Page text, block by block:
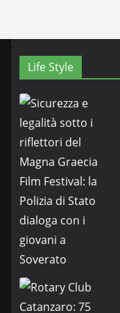
Life Style